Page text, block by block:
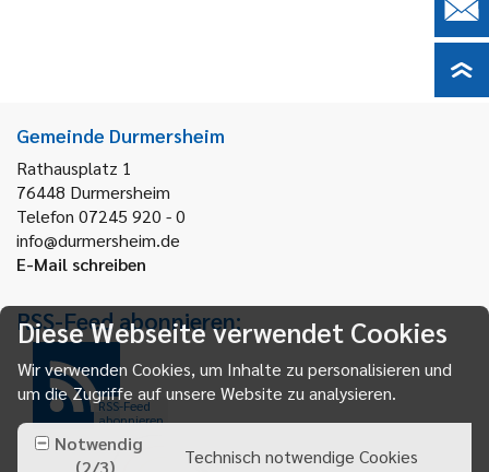
Gemeinde Durmersheim
Rathausplatz 1
76448 Durmersheim
Telefon 07245 920 - 0
info@durmersheim.de
E-Mail schreiben
RSS-Feed abonnieren:
RSS-Feed
abonnieren
Diese Webseite verwendet Cookies
Wir verwenden Cookies, um Inhalte zu personalisieren und
um die Zugriffe auf unsere Website zu analysieren.
Notwendig
(2/3) Technisch notwendige Cookies